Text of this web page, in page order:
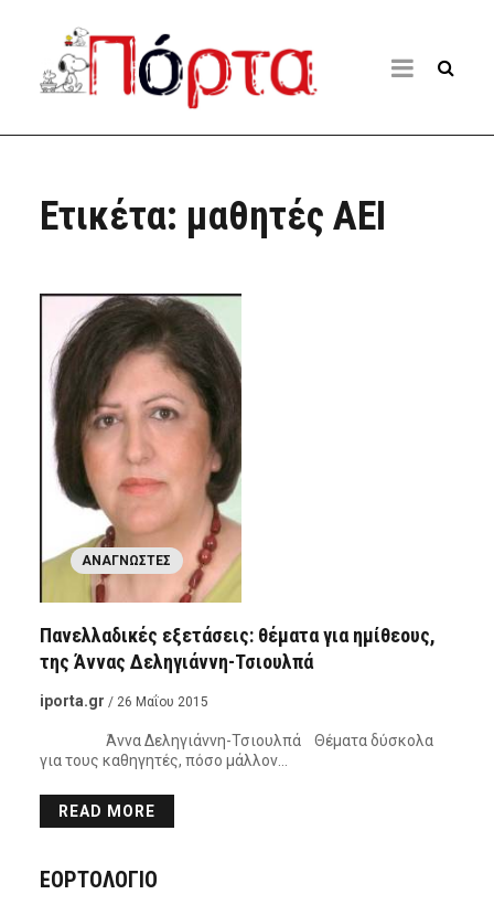
Ετικέτα: μαθητές ΑΕΙ
ΑΝΑΓΝΏΣΤΕΣ
Πανελλαδικές εξετάσεις: θέματα για ημίθεους,
της Άννας Δεληγιάννη-Τσιουλπά
iporta.gr / 26 Μαΐου 2015
Άννα Δεληγιάννη-Τσιουλπά Θέματα δύσκολα
για τους καθηγητές, πόσο μάλλον…
READ MORE
ΕΟΡΤΟΛΟΓΙΟ